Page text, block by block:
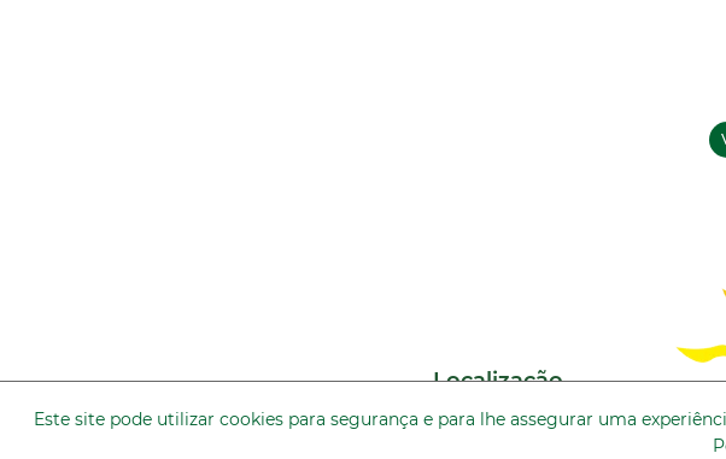
Localização
Av. Casa Verde, 2515 - 1º andar - Casa Verde
Este site pode utilizar cookies para segurança e para lhe assegurar uma